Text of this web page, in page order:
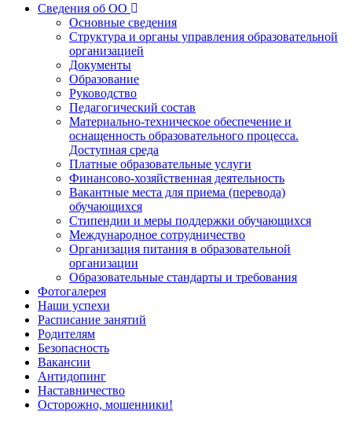
Сведения об ОО
Основные сведения
Структура и органы управления образовательной
организацией
Документы
Образование
Руководство
Педагогический состав
Материально-техническое обеспечение и
оснащенность образовательного процесса.
Доступная среда
Платные образовательные услуги
Финансово-хозяйственная деятельность
Вакантные места для приема (перевода)
обучающихся
Стипендии и меры поддержки обучающихся
Международное сотрудничество
Организация питания в образовательной
организации
Образовательные стандарты и требования
Фотогалерея
Наши успехи
Расписание занятий
Родителям
Безопасность
Вакансии
Антидопинг
Наставничество
Осторожно, мошенники!